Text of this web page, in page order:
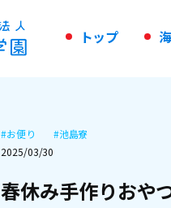
トップ 海
#お便り #池島寮
2025/03/30
春休み手作りおや